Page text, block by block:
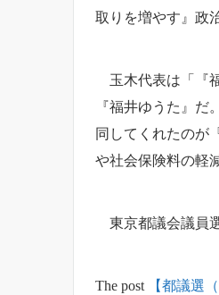
取りを増やす』政
玉木代表は「『
『福井ゆうた』
同してくれたのが
や社会保険料の軽
東京都議会議員
The post 【都議選